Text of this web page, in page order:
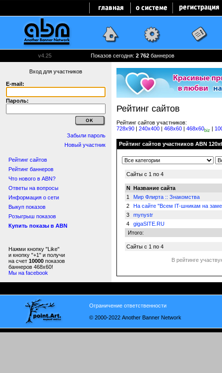
v4.25 Показов сегодня: 2 762 баннеров
Вход для участников
E-mail:
Пароль:
Забыли пароль
Новый участник
Рейтинг сайтов
Рейтинг баннеров
Что нового в ABN?
Ответы на вопросы
Информация о сети
Выкуп показов
Розыгрыш показов
Купить показы в ABN
Нажми кнопку "Like"
и кнопку "+1" и получи
на счет 10000 показов
баннеров 468x60!
Мы на facebook
Рейтинг сайтов
Рейтинг сайтов участников:
728x90 | 240x400 | 468x60 | 468x60biz |
Рейтинг сайтов участников ABN
Сайты с 1 по 4
N
Название сайта
1
Мир Флирта :: Знакомства
2
На сайте "Всем IT-шникам на
3
mynystr
4
gigaSITE.RU
Итого:
Сайты с 1 по 4
В рейтинге
Ограничение ответственности
© 2000-2022 Another Banner Network